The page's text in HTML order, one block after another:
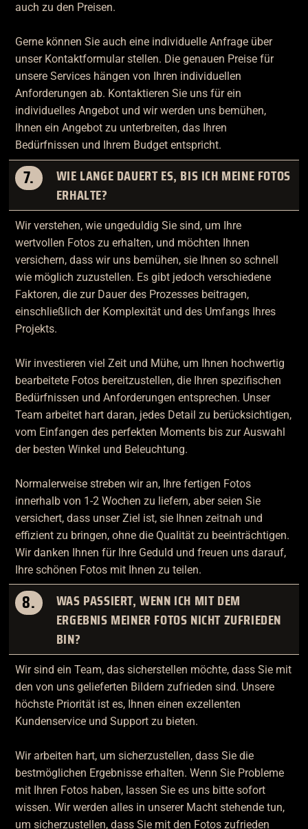
auch zu den Preisen.
Gerne können Sie auch eine individuelle Anfrage über
unser Kontaktformular stellen. Die genauen Preise für
unsere Services hängen von Ihren individuellen
Anforderungen ab. Kontaktieren Sie uns für ein
individuelles Angebot und wir werden uns bemühen,
Ihnen ein Angebot zu unterbreiten, das Ihren
Bedürfnissen und Ihrem Budget entspricht.
7.
WIE LANGE DAUERT ES, BIS ICH MEINE FOTOS
ERHALTE?
Wir verstehen, wie ungeduldig Sie sind, um Ihre
wertvollen Fotos zu erhalten, und möchten Ihnen
versichern, dass wir uns bemühen, sie Ihnen so schnell
wie möglich zuzustellen. Es gibt jedoch verschiedene
Faktoren, die zur Dauer des Prozesses beitragen,
einschließlich der Komplexität und des Umfangs Ihres
Projekts.
Wir investieren viel Zeit und Mühe, um Ihnen hochwertig
bearbeitete Fotos bereitzustellen, die Ihren spezifischen
Bedürfnissen und Anforderungen entsprechen. Unser
Team arbeitet hart daran, jedes Detail zu berücksichtigen,
vom Einfangen des perfekten Moments bis zur Auswahl
der besten Winkel und Beleuchtung.
Normalerweise streben wir an, Ihre fertigen Fotos
innerhalb von 1-2 Wochen zu liefern, aber seien Sie
versichert, dass unser Ziel ist, sie Ihnen zeitnah und
effizient zu bringen, ohne die Qualität zu beeinträchtigen.
Wir danken Ihnen für Ihre Geduld und freuen uns darauf,
Ihre schönen Fotos mit Ihnen zu teilen.
8.
WAS PASSIERT, WENN ICH MIT DEM
ERGEBNIS MEINER FOTOS NICHT ZUFRIEDEN
BIN?
Wir sind ein Team, das sicherstellen möchte, dass Sie mit
den von uns gelieferten Bildern zufrieden sind. Unsere
höchste Priorität ist es, Ihnen einen exzellenten
Kundenservice und Support zu bieten.
Wir arbeiten hart, um sicherzustellen, dass Sie die
bestmöglichen Ergebnisse erhalten. Wenn Sie Probleme
mit Ihren Fotos haben, lassen Sie es uns bitte sofort
wissen. Wir werden alles in unserer Macht stehende tun,
um sicherzustellen, dass Sie mit den Fotos zufrieden